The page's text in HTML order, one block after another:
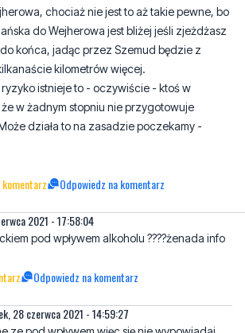
kilometrów więcej.
ryzyko istnieje to - oczywiście - ktoś w
w żadnym stopniu nie przygotowuje
działa to na zasadzie poczekamy -
komentarz Odpowiedz na komentarz
2021 - 17:58:04
pod wpływem alkoholu ????żenada info
Odpowiedz na komentarz
ze pod wpływem więc się nie wypowiadaj.